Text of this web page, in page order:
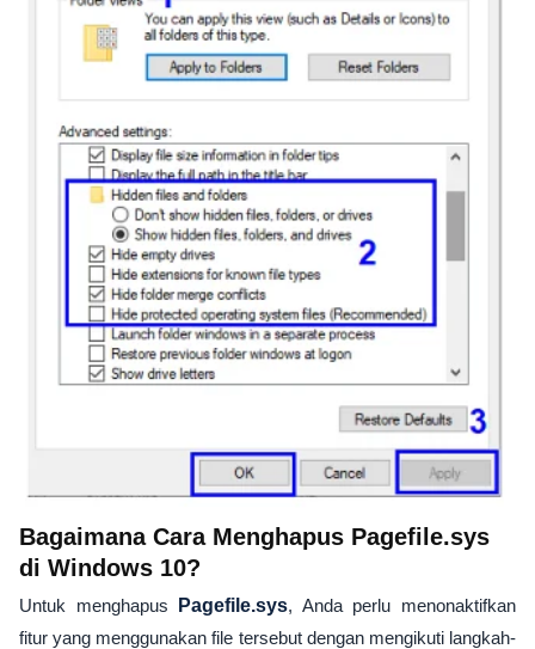
Bagaimana Cara Menghapus Pagefile.sys
di Windows 10?
Untuk menghapus Pagefile.sys, Anda perlu menonaktifkan
fitur yang menggunakan file tersebut dengan mengikuti langkah-